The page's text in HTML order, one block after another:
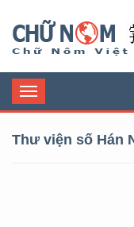
Toggle
navigation
Thư viện số Hán